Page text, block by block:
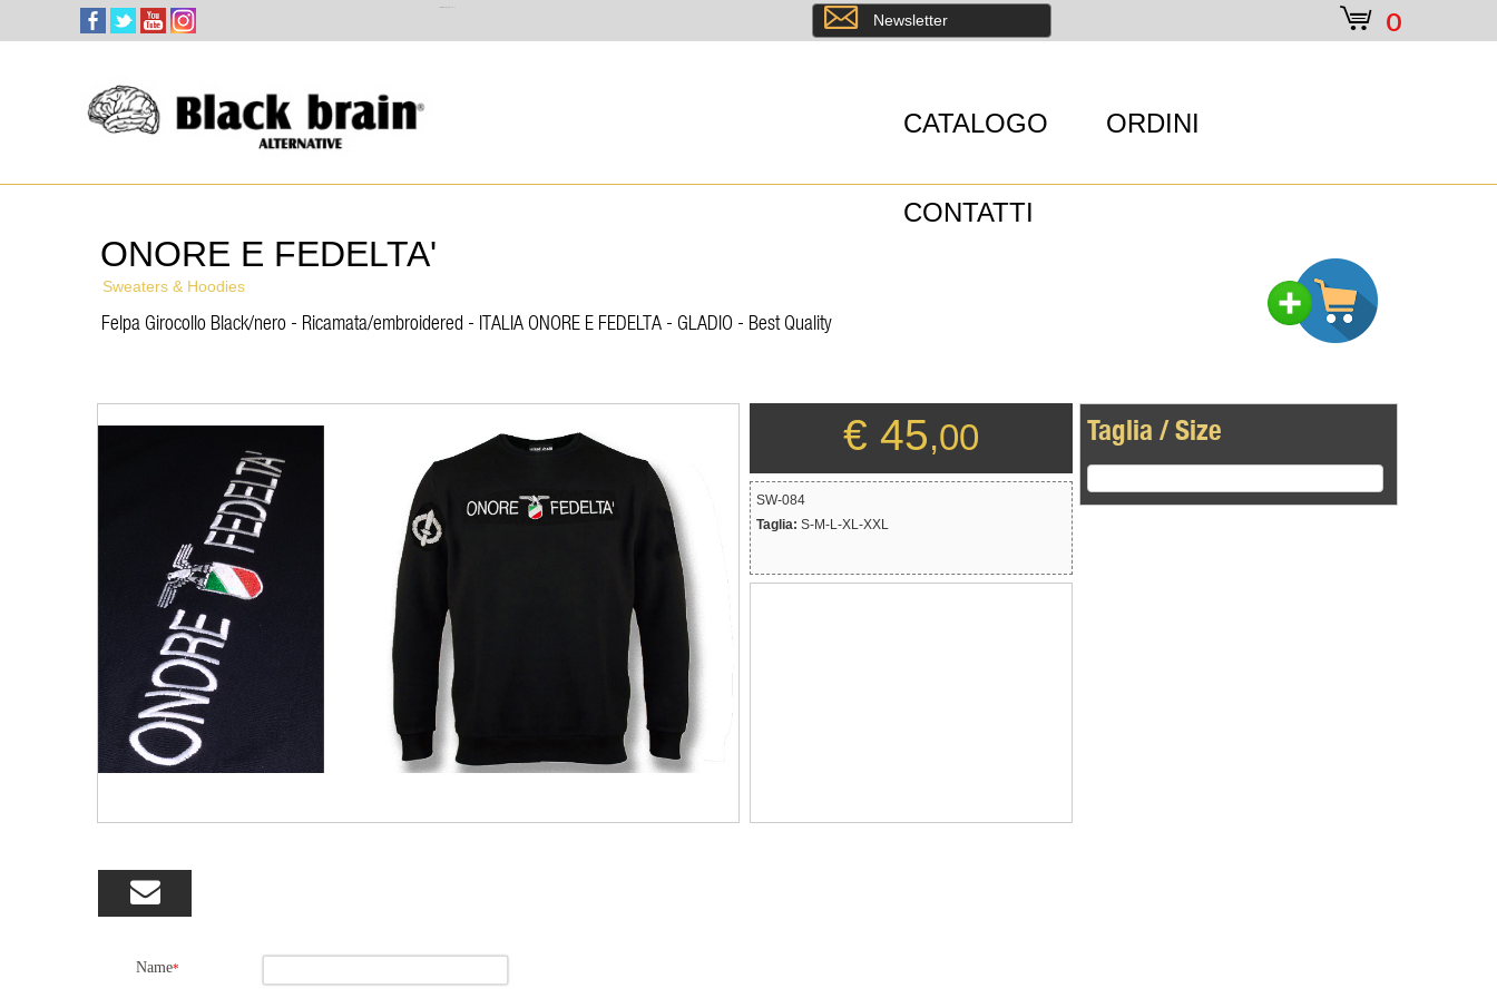
e 0
CATALOGO ORDINI
CONTATTI
8 Newsletter
ONORE E FEDELTA'
Felpa Girocollo Black/nero - Ricamata/embroidered - ITALIA ONORE E FEDELTA - GLADIO - Best Quality
Sweaters & Hoodies
€ 45,00
SW-084
Taglia: S-M-L-XL-XXL
Taglia / Size

Name*